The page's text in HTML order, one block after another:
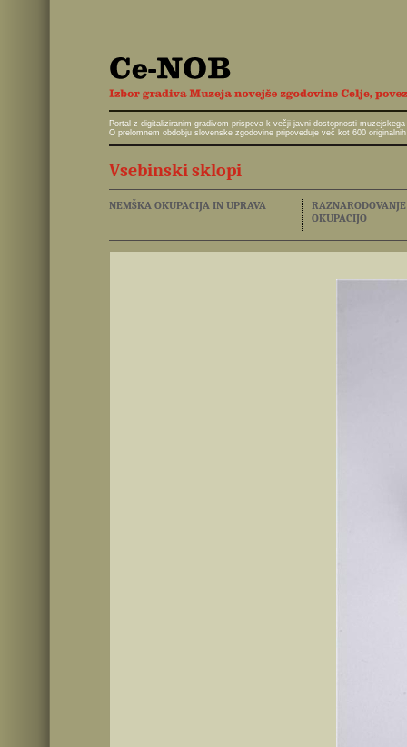
Portal z digitaliziranim gradivom prispeva k večji javni dostopnosti
O prelomnem obdobju slovenske zgodovine pripoveduje več kot 600
Vsebinski sklopi
NEMŠKA OKUPACIJA IN UPRAVA
OKUPACIJO